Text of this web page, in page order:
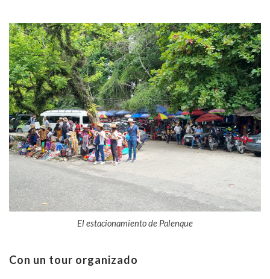
El estacionamiento de Palenque
Con un tour organizado